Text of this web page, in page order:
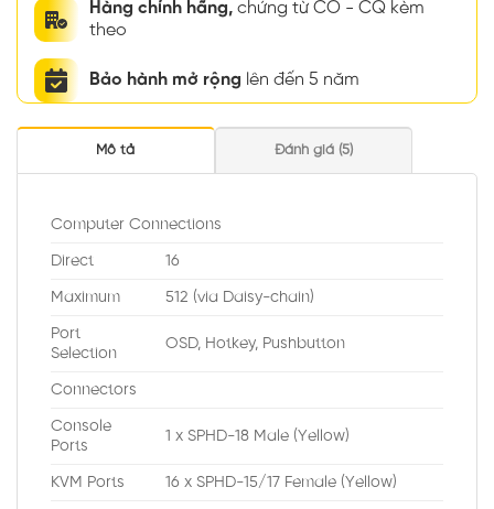
Hàng chính hãng, chứng từ CO - CQ kèm
theo
Bảo hành mở rộng lên đến 5 năm
Mô tả Đánh giá (5)
Computer Connections
Direct 16
Maximum 512 (via Daisy-chain)
Port
Selection
OSD, Hotkey, Pushbutton
Connectors
Console
Ports
1 x SPHD-18 Male (Yellow)
KVM Ports 16 x SPHD-15/17 Female (Yellow)